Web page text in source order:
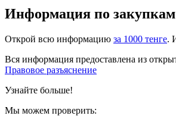
Информация по закупкам
Открой всю информацию за 1000 тенге.
Вся информация предоставлена из
Правовое разъяснение
Узнайте больше!
Мы можем проверить: